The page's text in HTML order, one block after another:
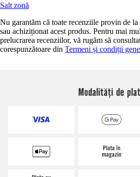
Salt zonă
Nu garantăm că toate recenziile provin de
sau achiziționat acest produs. Pentru mai
prelucrarea recenziilor, vă rugăm să
corespunzătoare din Termeni și condiții
Modalități de